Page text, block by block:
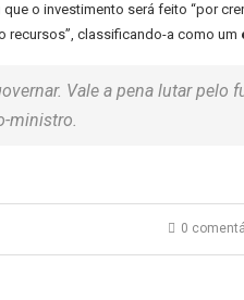
que o investimento será feito “por
recursos”, classificando-a como um
Vale a pena lutar
ministro.
0